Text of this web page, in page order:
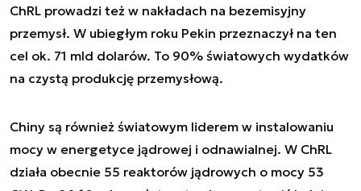
ChRL prowadzi też w nakładach na bezemisyjny
przemysł. W ubiegłym roku Pekin przeznaczył na ten
cel ok. 71 mld dolarów. To 90% światowych wydatków
na czystą produkcję przemysłową.
Chiny są również światowym liderem w instalowaniu
mocy w energetyce jądrowej i odnawialnej. W ChRL
działa obecnie 55 reaktorów jądrowych o mocy 53